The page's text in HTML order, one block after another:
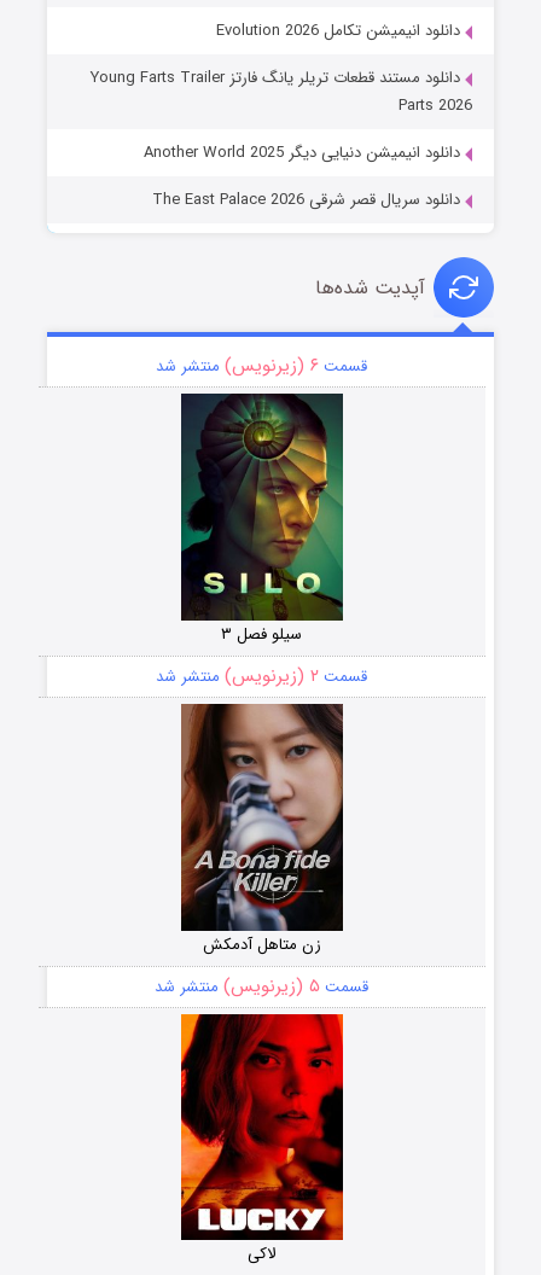
دانلود انیمیشن تکامل Evolution 2026
دانلود مستند قطعات تریلر یانگ فارتز Young Farts Trailer
Parts 2026
دانلود انیمیشن دنیایی دیگر Another World 2025
دانلود سریال قصر شرقی The East Palace 2026
آپدیت شده‌ها
قسمت ۶ (زیرنویس) منتشر شد
سیلو فصل ۳
قسمت ۲ (زیرنویس) منتشر شد
زن متاهل آدمکش
قسمت ۵ (زیرنویس) منتشر شد
لاکی